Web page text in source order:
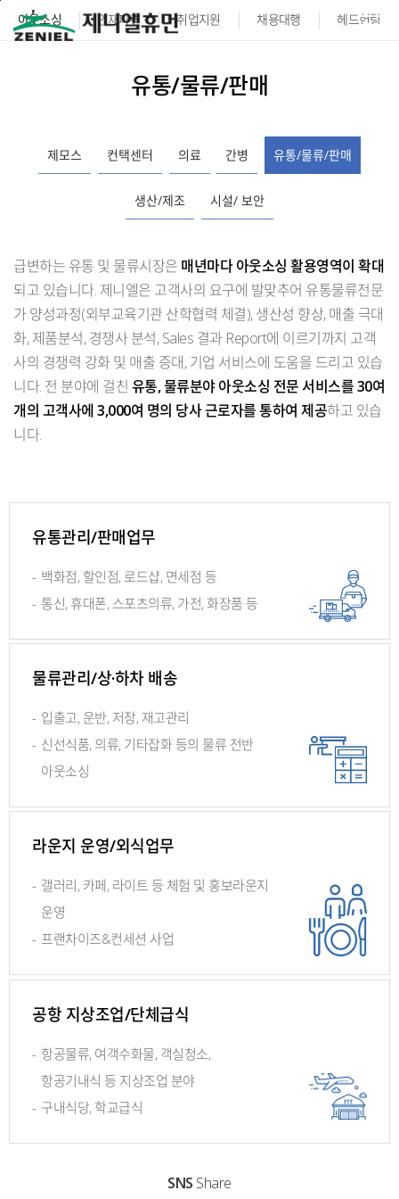
본문바로가기
아웃소싱 인재파견 취업지원 채용대행 헤드헌팅
유통/물류/판매
제모스 컨택센터 의료 간병 유통/물류/판매
생산/제조 시설/ 보안
급변하는 유통 및 물류시장은 매년마다 아웃소싱 활용영역이 확대
되고 있습니다. 제니엘은 고객사의 요구에 발맞추어 유통물류전문
가 양성과정(외부교육기관 산학협력 체결), 생산성 향상, 매출 극대
화, 제품분석, 경쟁사 분석, Sales 결과 Report에 이르기까지 고객
사의 경쟁력 강화 및 매출 증대, 기업 서비스에 도움을 드리고 있습
니다. 전 분야에 걸친 유통, 물류분야 아웃소싱 전문 서비스를 30여
개의 고객사에 3,000여 명의 당사 근로자를 통하여 제공하고 있습
니다.
유통관리/판매업무
- 백화점, 할인점, 로드샵, 면세점 등
- 통신, 휴대폰, 스포츠의류, 가전, 화장품 등
물류관리/상·하차 배송
- 입출고, 운반, 저장, 재고관리
- 신선식품, 의류, 기타잡화 등의 물류 전반
아웃소싱
라운지 운영/외식업무
- 갤러리, 카페, 라이트 등 체험 및 홍보라운지
운영
- 프랜차이즈&컨세션 사업
공항 지상조업/단체급식
- 항공물류, 여객수화물, 객실청소,
항공기내식 등 지상조업 분야
- 구내식당, 학교급식
SNS Share